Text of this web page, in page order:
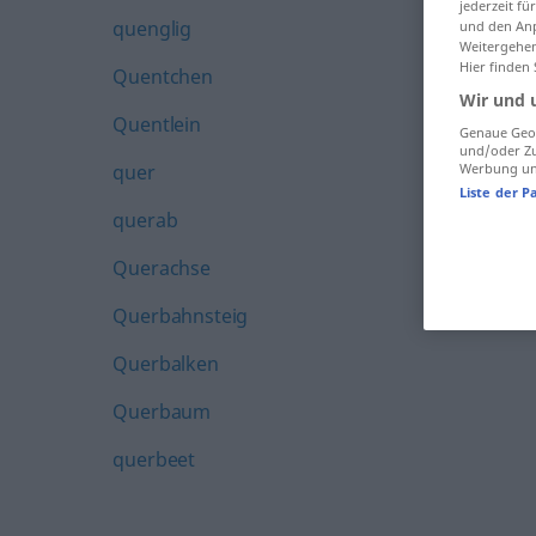
quenglig
Quentchen
Quentlein
quer
querab
Querachse
Querbahnsteig
Querbalken
Querbaum
querbeet
jederzeit
und den
Hier finden
Wir und
Genaue
und/oder
Werbung
Liste der